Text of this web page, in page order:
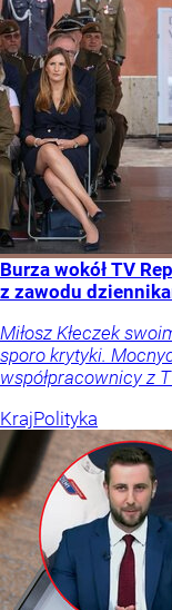
Burza wokół TV
z zawodu
Miłosz Kłeczek
sporo krytyki.
współpracownicy z
KrajPolityka